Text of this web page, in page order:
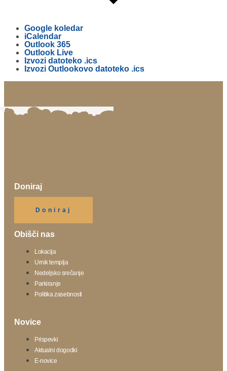
Google koledar
iCalendar
Outlook 365
Outlook Live
Izvozi datoteko .ics
Izvozi Outlookovo datoteko .ics
Doniraj
Doniraj
Obišči nas
Lokacija
Urnik templja
Nedeljsko srečanje
Parkiranje
Politika zasebnosti
Novice
Prispevki
Aktualni dogodki
E-novice